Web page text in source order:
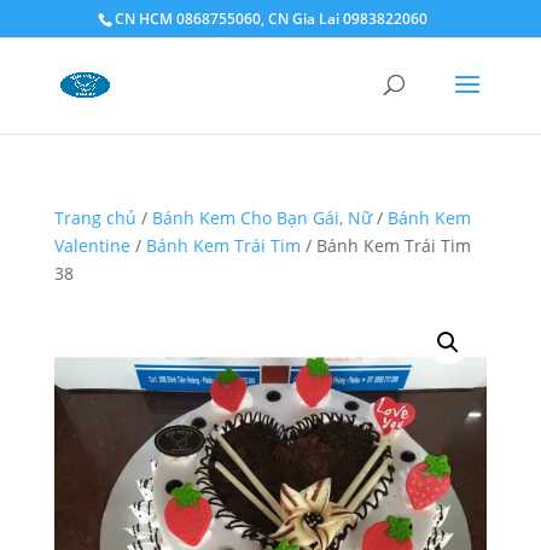
CN HCM 0868755060, CN Gia Lai 0983822060
Trang chủ / Bánh Kem Cho Bạn Gái, Nữ/ Bánh Kem
Valentine / Bánh Kem Trái Tim / Bánh Kem Trái Tim
38